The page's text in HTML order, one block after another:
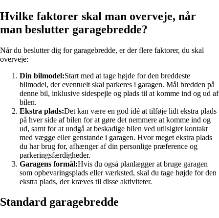
Hvilke faktorer skal man overveje, når
man beslutter garagebredde?
Når du beslutter dig for garagebredde, er der flere faktorer, du skal
overveje:
Din bilmodel:Start med at tage højde for den breddeste
bilmodel, der eventuelt skal parkeres i garagen. Mål bredden på
denne bil, inklusive sidespejle og plads til at komme ind og ud af
bilen.
Ekstra plads:Det kan være en god idé at tilføje lidt ekstra plads
på hver side af bilen for at gøre det nemmere at komme ind og
ud, samt for at undgå at beskadige bilen ved utilsigtet kontakt
med vægge eller genstande i garagen. Hvor meget ekstra plads
du har brug for, afhænger af din personlige præference og
parkeringsfærdigheder.
Garagens formål:Hvis du også planlægger at bruge garagen
som opbevaringsplads eller værksted, skal du tage højde for den
ekstra plads, der kræves til disse aktiviteter.
Standard garagebredde